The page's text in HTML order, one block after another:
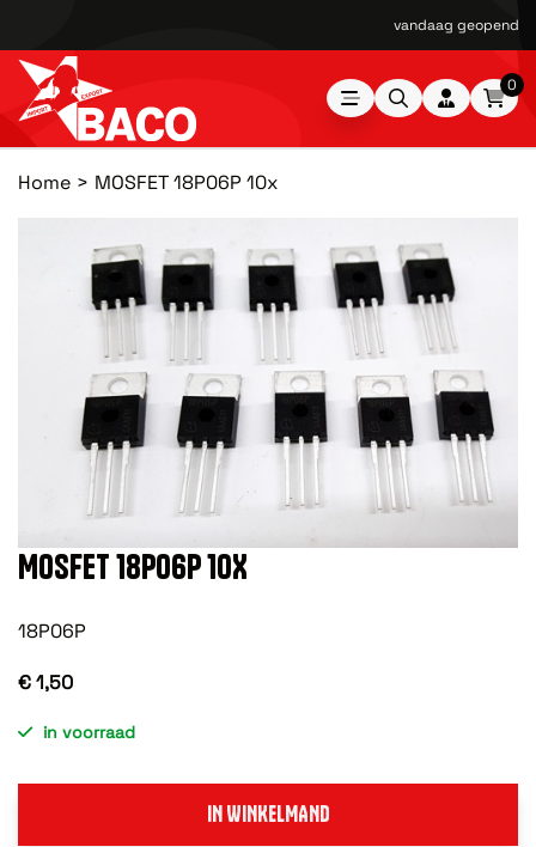
vandaag geopend
0
Home MOSFET 18P06P 10x
MOSFET 18P06P 10X
18P06P
€ 1,50
in voorraad
IN WINKELMAND